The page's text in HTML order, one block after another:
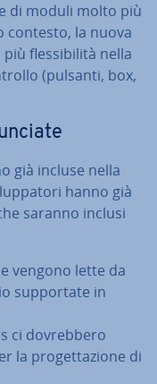
di moduli molto più
contesto, la nuova
fles­si­bi­li­tà nella
(pulsanti, box,
già incluse nella
hanno già
saranno inclusi
vengono lette da
sup­por­ta­te in
ci do­vreb­be­ro
la pro­get­ta­zio­ne di